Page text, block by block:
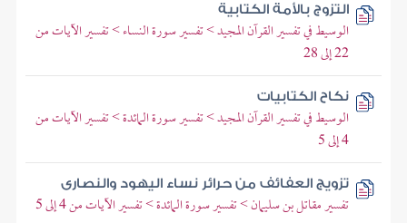
التزوج بالأمة الكتابية
الوسيط في تفسير القرآن المجيد > تفسير سورة النساء > تفسير الآيات من
22 إلى 28
نكاح الكتابيات
الوسيط في تفسير القرآن المجيد > تفسير سورة المائدة > تفسير الآيات من
4 إلى 5
تزويج العفائف من حرائر نساء اليهود والنصارى
تفسير مقاتل بن سليمان > تفسير سورة المائدة > تفسير الآيات من 4 إلى 5